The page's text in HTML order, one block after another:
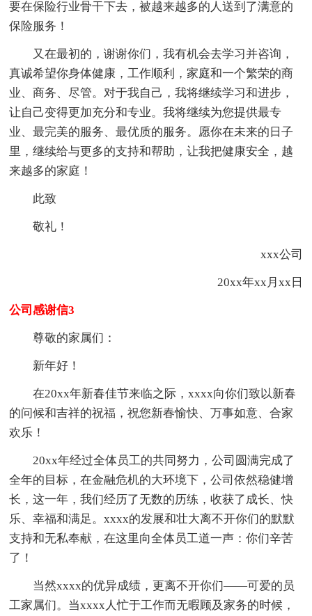
要在保险行业骨干下去，被越来越多的人送到了满意的
保险服务！
又在最初的，谢谢你们，我有机会去学习并咨询，
真诚希望你身体健康，工作顺利，家庭和一个繁荣的商
业、商务、尽管。对于我自己，我将继续学习和进步，
让自己变得更加充分和专业。我将继续为您提供最专
业、最完美的服务、最优质的服务。愿你在未来的日子
里，继续给与更多的支持和帮助，让我把健康安全，越
来越多的家庭！
此致
敬礼！
xxx公司
20xx年xx月xx日
公司感谢信3
尊敬的家属们：
新年好！
在20xx年新春佳节来临之际，xxxx向你们致以新春
的问候和吉祥的祝福，祝您新春愉快、万事如意、合家
欢乐！
20xx年经过全体员工的共同努力，公司圆满完成了
全年的目标，在金融危机的大环境下，公司依然稳健增
长，这一年，我们经历了无数的历练，收获了成长、快
乐、幸福和满足。xxxx的发展和壮大离不开你们的默默
支持和无私奉献，在这里向全体员工道一声：你们辛苦
了！
当然xxxx的优异成绩，更离不开你们——可爱的员
工家属们。当xxxx人忙于工作而无暇顾及家务的时候，